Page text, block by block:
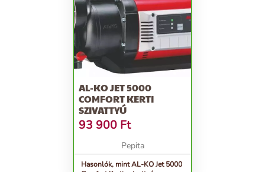
AL-KO JET 5000
COMFORT KERTI
SZIVATTYÚ
93 900 Ft
Pepita
Hasonlók, mint AL-KO Jet 5000